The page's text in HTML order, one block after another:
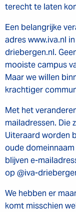
terecht te laten
Een belangrijke
adres www.iva.nl
driebergen.nl.
mooiste campus
Maar we willen
krachtiger
Met het
mailadressen. Die
Uiteraard worden
oude
blijven e-
op @iva-
We hebben er
komt misschien